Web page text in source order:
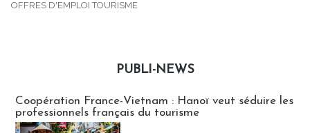
OFFRES D'EMPLOI TOURISME
PUBLI-NEWS
Coopération France-Vietnam : Hanoï veut séduire les
professionnels français du tourisme